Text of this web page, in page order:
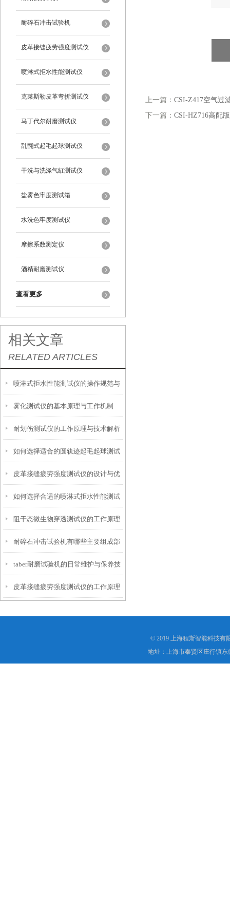
耐碎石冲击试验机
皮革接缝疲劳强度测试仪
喷淋式拒水性能测试仪
克莱斯勒皮革弯折测试仪
马丁代尔耐磨测试仪
乱翻式起毛起球测试仪
干洗与洗涤气缸测试仪
盐雾色牢度测试箱
水洗色牢度测试仪
摩擦系数测定仪
酒精耐磨测试仪
查看更多
相关文章
RELATED ARTICLES
喷淋式拒水性能测试仪的操作规范与
应用指南
雾化测试仪的基本原理与工作机制
耐划伤测试仪的工作原理与技术解析
如何选择适合的圆轨迹起毛起球测试
仪？
皮革接缝疲劳强度测试仪的设计与优
化
如何选择合适的喷淋式拒水性能测试
仪
阻干态微生物穿透测试仪的工作原理
解析
耐碎石冲击试验机有哪些主要组成部
分？
taber耐磨试验机的日常维护与保养技
巧
皮革接缝疲劳强度测试仪的工作原理
上一篇： CSI-Z417空气过
下一篇： CSI-HZ716高配
© 2019 上海程斯智能科技有
地址：上海市奉贤区庄行镇东